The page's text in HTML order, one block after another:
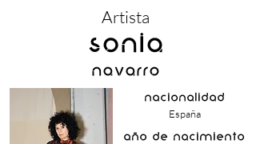
Artista
Sonia
Navarro
nacionalidad
España
año de nacimiento